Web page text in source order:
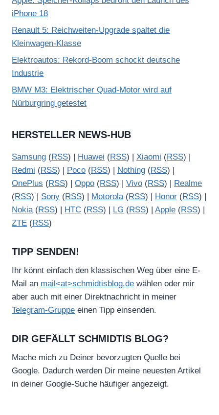
iPhone 18
Renault 5: Reichweiten-Upgrade spaltet die
Kleinwagen-Klasse
Elektroautos: Rekord-Boom schockt deutsche
Industrie
BMW M3: Elektrischer Quad-Motor wird auf
Nürburgring getestet
HERSTELLER NEWS-HUB
Samsung (RSS) | Huawei (RSS) | Xiaomi (RSS) |
Redmi (RSS) | Poco (RSS) | Nothing (RSS) |
OnePlus (RSS) | Oppo (RSS) | Vivo (RSS) |
Realme
(RSS) | Sony (RSS) | Motorola(RSS) | Honor (RSS) |
Nokia(RSS) | HTC (RSS) | LG (RSS) | Apple (RSS) |
ZTE (RSS)
TIPP SENDEN!
Ihr könnt einfach den klassischen Weg über eine E-
Mail an mail<at>schmidtisblog.de wählen oder mir
aber auch mit einer Direktnachricht in meiner
Telegram-Gruppe einen Tipp einsenden.
DIR GEFÄLLT SCHMIDTIS BLOG?
Mache mich zu Deiner bevorzugten Quelle bei
Google. Dadurch werden Dir meine neuesten Artikel
in deiner Google-Suche häufiger angezeigt.